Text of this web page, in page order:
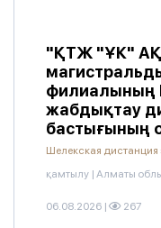
"ҚТЖ "ҰК"
филиалының
жабдықтау
бастығының
Шелекская
қамтылу | Алматы
06.08.2026 | 267